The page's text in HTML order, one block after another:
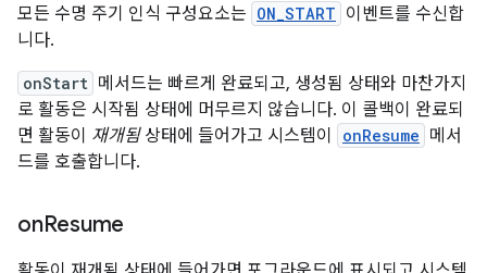
모든 수명 주기 인식 구성요소는 ON_START 이벤트를 수신합
니다.
onStart 메서드는 빠르게 완료되고, 생성됨 상태와 마찬가지
로 활동은 시작됨 상태에 머무르지 않습니다. 이 콜백이 완료되
면 활동이 재개됨상태에 들어가고 시스템이 onResume 메서
드를 호출합니다.
onResume